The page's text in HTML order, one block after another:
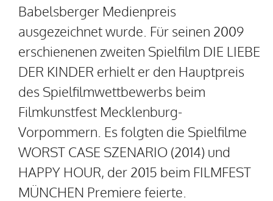
Babelsberger Medienpreis
ausgezeichnet wurde. Für seinen 2009
erschienenen zweiten Spielfilm DIE LIEBE
DER KINDER erhielt er den Hauptpreis
des Spielfilmwettbewerbs beim
Filmkunstfest Mecklenburg-
Vorpommern. Es folgten die Spielfilme
WORST CASE SZENARIO (2014) und
HAPPY HOUR, der 2015 beim FILMFEST
MÜNCHEN Premiere feierte.